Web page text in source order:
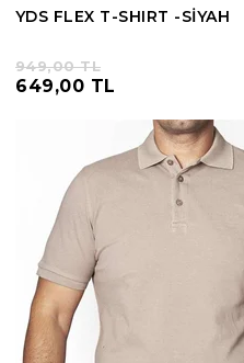
YDS FLEX T-SHIRT -SİYAH
649,00 TL
949,00 TL